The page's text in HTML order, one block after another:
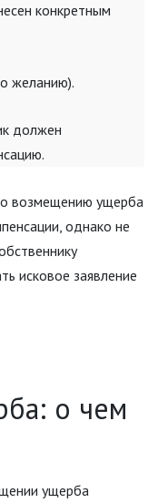
конкретным
желанию).
должен
возмещению ущерба
однако не
исковое заявление
о чем
ущерба